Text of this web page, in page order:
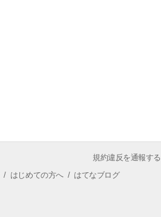
規約違反を通報する
/ はじめての方へ/ はてなブログ